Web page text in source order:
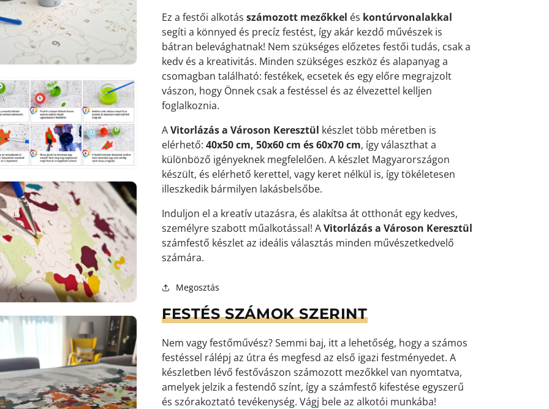
7.
médiafájl
megnyitása
galérianézetben
8.
médiafájl
megnyitása
galérianézetben
médiafájl
megnyitása
galérianézetben
Ez a festői alkotás számozott mezőkkel és kontúrvonalakkal
segíti a könnyed és precíz festést, így akár kezdő művészek is
bátran belevághatnak! Nem szükséges előzetes festői tudás, csak a
kedv és a kreativitás. Minden szükséges eszköz és alapanyag a
csomagban található: festékek, ecsetek és egy előre megrajzolt
vászon, hogy Önnek csak a festéssel és az élvezettel kelljen
foglalkoznia.
AVitorlázás a Városon Keresztül készlet több méretben is
elérhető: 40x50 cm, 50x60 cm és 60x70 cm, így választhat a
különböző igényeknek megfelelően. A készlet Magyarországon
készült, és elérhető kerettel, vagy keret nélkül is, így tökéletesen
illeszkedik bármilyen lakásbelsőbe.
Induljon el a kreatív utazásra, és alakítsa át otthonát egy kedves,
személyre szabott műalkotással! AVitorlázás a Városon Keresztül
számfestő készlet az ideális választás minden művészetkedvelő
számára.
Megosztás
FESTÉS SZÁMOK SZERINT
Nem vagy festőművész? Semmi baj, itt a lehetőség, hogy a számos
festéssel rálépj az útra és megfesd az első igazi festményedet. A
készletben lévő festővászon számozott mezőkkel van nyomtatva,
amelyek jelzik a festendő színt, így a számfestő kifestése egyszerű
és szórakoztató tevékenység. Vágj bele az alkotói munkába!